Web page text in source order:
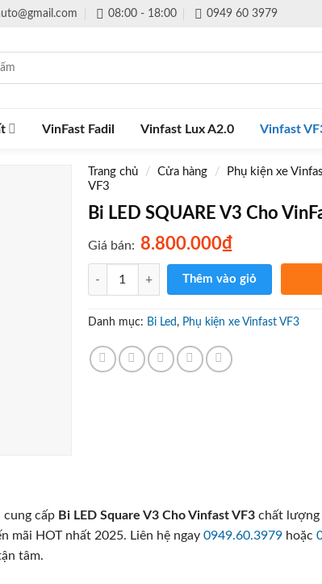
08:00 - 18:00 0949 60 3979
VinFast Fadil Vinfast Lux A2.0 Vinfast
Trang chủ / Cửa hàng / Phụ kiện xe
VF3
Bi LED SQUARE V3 Cho
Giá bán: 8.800.000₫
Số lượng
Thêm vào giỏ
Danh mục: Bi Led , Phụ kiện xe Vinfast VF3
cung cấp Bi LED Square V3 Cho Vinfast VF3 chất lượng
mãi HOT nhất 2025. Liên hệ ngay 0949.60.3979 hoặc
tâm.